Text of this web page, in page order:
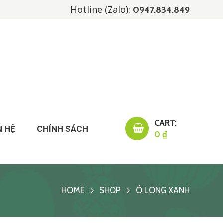
Hotline (Zalo): 0947.834.849
HỆ CHÍNH SÁCH
CART:
0 ₫
HOME SHOP Ô LONG XANH